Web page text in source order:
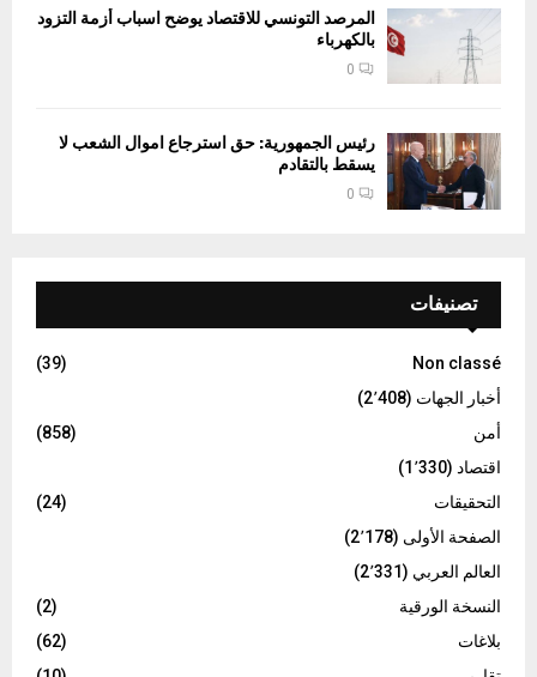
المرصد التونسي للاقتصاد يوضح اسباب أزمة التزود
بالكهرباء
0
رئيس الجمهورية: حق استرجاع اموال الشعب لا
يسقط بالتقادم
0
تصنيفات
Non classé
(39)
أخبار الجهات (2٬408)
أمن
(858)
اقتصاد (1٬330)
التحقيقات
(24)
الصفحة الأولى (2٬178)
العالم العربي (2٬331)
النسخة الورقية
(2)
بلاغات
(62)